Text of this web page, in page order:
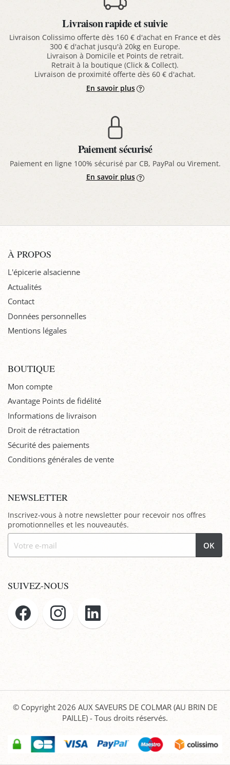
Livraison rapide et suivie
Livraison Colissimo offerte dès 160 € d'achat en France et dès
300 € d'achat jusqu'à 20kg en Europe.
Livraison à Domicile et Points de retrait.
Retrait à la boutique (Click & Collect).
Livraison de proximité offerte dès 60 € d'achat.
En savoir plus
Paiement sécurisé
Paiement en ligne 100% sécurisé par CB, PayPal ou Virement.
En savoir plus
À PROPOS
L'épicerie alsacienne
Actualités
Contact
Données personnelles
Mentions légales
BOUTIQUE
Mon compte
Avantage Points de fidélité
Informations de livraison
Droit de rétractation
Sécurité des paiements
Conditions générales de vente
NEWSLETTER
Inscrivez-vous à notre newsletter pour recevoir nos offres
promotionnelles et les nouveautés.
OK
SUIVEZ-NOUS
© Copyright 2026 AUX SAVEURS DE COLMAR (AU BRIN DE
PAILLE) - Tous droits réservés.